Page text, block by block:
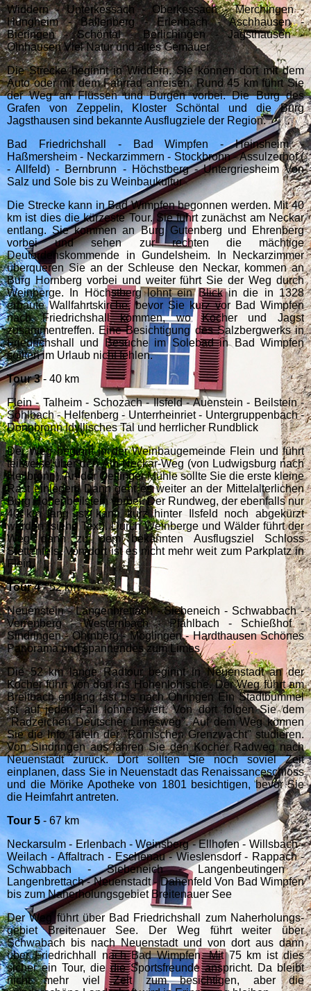
Widdern - Unterkessach - Oberkessach - Merchingen -
Hüngheim - Ballenberg - Erlenbach - Aschhausen -
Bieringen - Schöntal - Berlichingen - Jagsthausen -
Olnhausen Viel Natur und altes Gemäuer
Die Strecke beginnt in Widdern. Sie können dort mit dem
Auto oder mit dem Fahrrad anreisen. Rund 45 km führt Sie
der Weg an Flüssen und Burgen vorbei. Die Burg des
Grafen von Zeppelin, Kloster Schöntal und die Burg
Jagsthausen sind bekannte Ausflugziele der Region.
Bad Friedrichshall - Bad Wimpfen - Heinsheim -
Haßmersheim - Neckarzimmern - Stockbronn - Assulzerhof (
- Allfeld) - Bernbrunn - Höchstberg - Untergriesheim Von
Salz und Sole bis zu Weinbaukultur
Die Strecke kann in Bad Wimpfen begonnen werden. Mit 40
km ist dies die kürzeste Tour. Sie führt zunächst am Neckar
entlang. Sie kommen an Burg Gutenberg und Ehrenberg
vorbei und sehen zur rechten die mächtige
Deutordenskommende in Gundelsheim. In Neckarzimmer
überqueren Sie an der Schleuse den Neckar, kommen an
Burg Hornberg vorbei und weiter führt Sie der Weg durch
Weinberge. In Höchstberg lohnt ein Blick in die in 1328
erbaute Wallfahrtskirche, bevor Sie kurz vor Bad Wimpfen
nach Friedrichshall kommen, wo Kocher und Jagst
zusammentreffen. Eine Besichtigung des Salzbergwerks in
Friedrichshall und Besuche im Solebad in Bad Wimpfen
sollten im Urlaub nicht fehlen.
Tour 3- 40 km
Flein - Talheim - Schozach - Ilsfeld - Auenstein - Beilstein -
Söhlbach - Helfenberg - Unterrheinriet - Untergruppenbach -
Donnbronn Idyllisches Tal und herrlicher Rundblick
Der Weg beginnt in der Wein­bau­ge­meinde Flein und führt
teilweise über den Alb-Neckar-Weg (von Ludwigsburg nach
Heilbronn). An der Oettinger Mühle sollte Sie die erste kleine
Rast einlegen. Dann geht es weiter an der Mittelalterlichen
Burg Ho­hen­beil­stein vorbei. Der Rundweg, der ebenfalls nur
40 km lang ist, kann kurz hinter Ilsfeld noch abgekürzt
werden (siehe Text). Durch Weinberge und Wälder führt der
Weg dann zu dem bekannten Ausflugsziel Schloss
Stettenfels. Von dort ist es nicht mehr weit zum Parkplatz in
Flein.
Tour 4- 52 km
Neuenstein - Langenbrettach - Siebeneich - Schwabbach -
Verrenberg - Westernbach - Pfahlbach - Schießhof -
Sindringen - Ohrnberg - Möglingen - Hardthausen Schönes
Panorama und spannendes zum Limes
Die 52 km lange Radtour beginnt in Neuenstadt an der
Kocher führt von dort ins Hohenlohische. Der Weg führt am
Breitbach entlang fast bis nach Öhringen Ein Stadtbummel
ist auf jeden Fall lohnenswert. Von dort folgen Sie dem
"Radzeichen Deutscher Limesweg". Auf dem Weg können
Sie die Info Tafeln der "Römischen Grenzwacht" studieren.
Von Sindringen aus fahren Sie den Kocher Radweg nach
Neuenstadt zurück. Dort sollten Sie noch soviel Zeit
einplanen, dass Sie in Neuenstadt das Renaissanceschloss
und die Mörike Apotheke von 1801 besichtigen, bevor Sie
die Heimfahrt antreten.
Tour 5 - 67 km
Neckarsulm - Erlenbach - Weinsberg - Ellhofen - Willsbach -
Weilach - Affaltrach - Eschenau - Wieslensdorf - Rappach -
Schwabbach - Siebeneich - Langenbeutingen -
Langenbrettach - Neuenstadt - Dahenfeld Von Bad Wimpfen
bis zum Naherholungsgebiet Breitenauer See
Der Weg führt über Bad Fried­richs­hall zum Nah­er­hol­ungs­
ge­biet Breitenauer See. Der Weg führt weiter über
Schwabach bis nach Neuenstadt und von dort aus dann
über Friedrichhall nach Bad Wimpfen. Mit 75 km ist dies
sicher ein Tour, die die Sportsfreunde anspricht. Da bleibt
nicht mehr viel Zeit zum besichtigen, aber die